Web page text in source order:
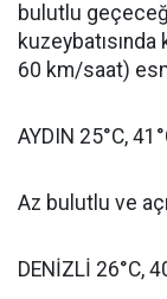
bulutlu
60 km/saat)
AYDIN 25°C,
Az bulutlu ve
DENİZLİ 26°C,